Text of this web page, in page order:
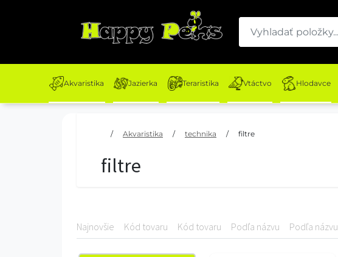
Akvaristika Jazierka Teraristika Vtáctvo Hlodavce
/ Akvaristika / technika / filtre
filtre
Najnovšie Kód tovaru Kód tovaru Podľa názvu Podľa názvu